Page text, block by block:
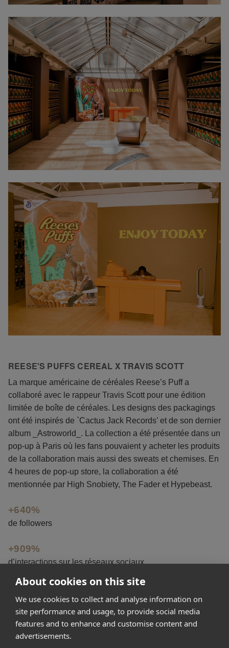
About cookies on this site
We use cookies to collect and analyse information on
site performance and usage, to provide social media
features and to enhance and customise content and
advertisements.
REESE'S PUFFS CEREAL X TRAVIS SCOTT
La marque américaine de céréales Reese’s Puff a
collaboré avec le rappeur Travis Scott pour une édition
limitée de boîte de céréales. Les designs des packagings
ont été inspirés de `Cactus Jack Records’ et de son dernier
album _Astroworld_. La collection a été présentée dans un
pop-up à Paris où les fans pouvaient y acheter les produits
de la collaboration mais aussi des sweats et chemises. En
4 heures de pop-up store, la collaboration a été
mentionnée par High Snobiety, The Fader et Hypebeast.
+640%
de followers
+909%
d’interactions sur les réseaux sociaux
30 seconds
à vendre toute la collection en ligne